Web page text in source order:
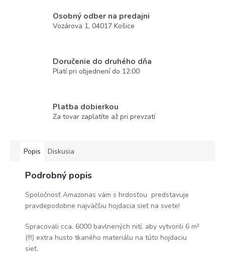
Osobný odber na predajni
Vozárova 1, 04017 Košice
Doručenie do druhého dňa
Platí pri objednení do 12:00
Platba dobierkou
Za tovar zaplatíte až pri prevzatí
Popis Diskusia
Podrobný popis
Spoločnosť Amazonas vám s hrdosťou predstavuje
pravdepodobne najväčšiu hojdacia sieť na svete!
Spracovali cca. 6000 bavlnených nití, aby vytvorili 6 m²
(!!!) extra husto tkaného materiálu na túto hojdaciu
sieť.